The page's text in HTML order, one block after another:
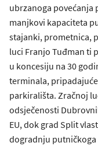
ubrzanoga povećanja
manjkovi kapaciteta
stajanki, prometnica,
luci Franjo Tuđman ti
u koncesiju na 30
terminala,
parkirališta. Zračnoj
odsječenosti
EU, dok grad Split
dogradnju